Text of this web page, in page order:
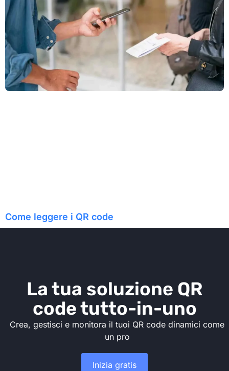
Come leggere i QR code
La tua soluzione QR
code tutto-in-uno
Crea, gestisci e monitora il tuoi QR code dinamici come
un pro
Inizia gratis